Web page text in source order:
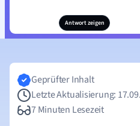
Antwort zeigen
Geprüfter Inhalt
Letzte Aktualisierung:
7 Minuten Lesezeit